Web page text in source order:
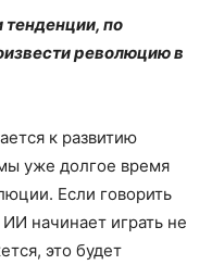
по
революцию в
к развитию
уже долгое время
Если говорить
начинает играть не
это будет